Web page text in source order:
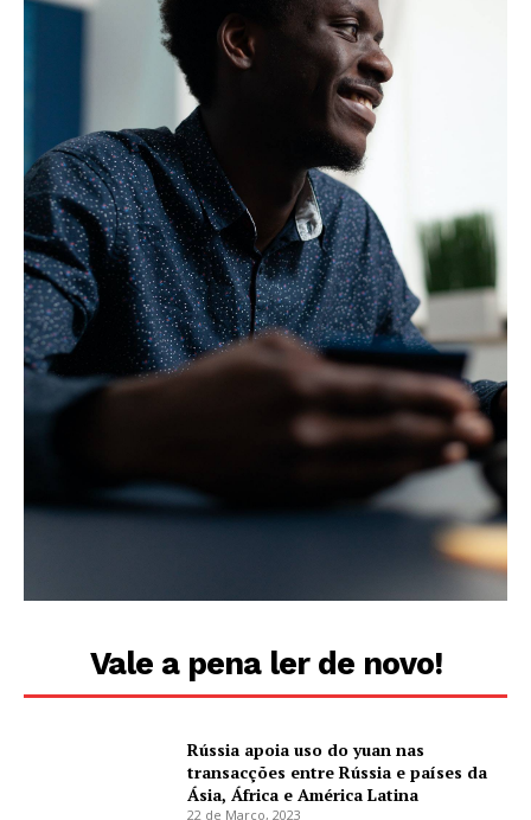
Vale a pena ler de novo!
Rússia apoia uso do yuan nas
transacções entre Rússia e países da
Ásia, África e América Latina
22 de Março, 2023